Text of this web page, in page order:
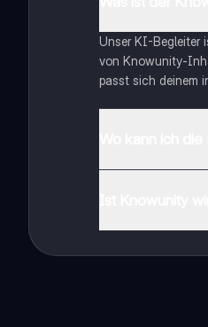
Unser KI-Begleiter
von Knowunity-
passt sich deinem
auf deinem Handy.